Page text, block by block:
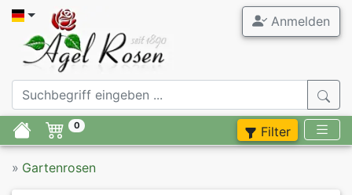
Anmelden
0 Filter
» Gartenrosen
ADR Rosen
Duftrosen